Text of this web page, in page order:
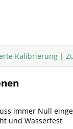
Kalibrierung |
immer Null
und Wasserfest